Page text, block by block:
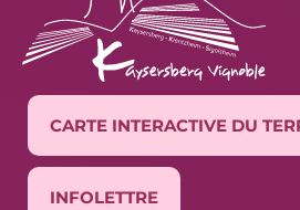
CARTE INTERACTIVE DU
INFOLETTRE